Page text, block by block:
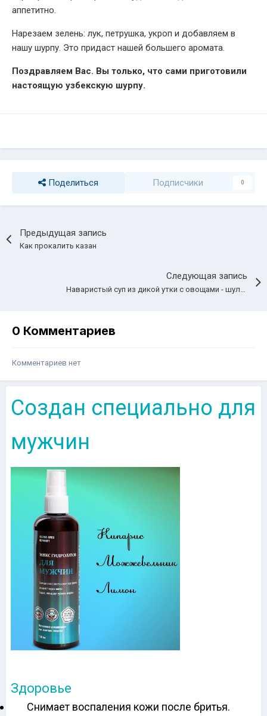
аппетитно.
Нарезаем зелень: лук, петрушка, укроп и добавляем в
нашу шурпу. Это придаст нашей большего аромата.
Поздравляем Вас. Вы только, что сами приготовили
настоящую узбекскую шурпу.
Поделиться Подписчики 0
Предыдущая запись
Как прокалить казан
Следующая запись
0 Комментариев
Комментариев нет
Создан специально для
мужчин
Здоровье
Снимает воспаления кожи после бритья.